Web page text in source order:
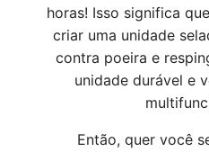
horas! Isso significa
criar uma unidade
contra poeira e
unidade durável e
Então, quer você